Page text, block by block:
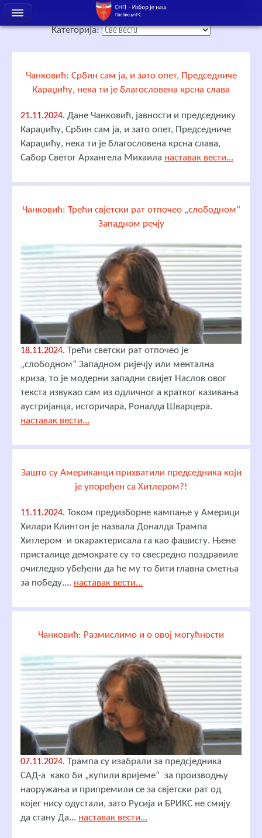
Категорија:
Чанковић: Србин сам ја, и зато опет, Председниче
Караџићу, нека ти је благословена крсна слава
21.11.2024. Дане Чанковић, јавности и председнику
Караџићу, Србин сам ја, и зато опет, Председниче
Караџићу, нека ти је благословена крсна слава,
Сабор Светог Архангела Михаила наставак вести...
Чанковић: Трећи свјетски рат отпочео „слободном“
Западном речју
18.11.2024. Трећи светски рат отпочео је
„слободном“ Западном ријечју или ментална
криза, то је модерни западни свијет Наслов овог
текста извукао сам из одличног а кратког казивања
аустријанца, историчара, Роналда Шварцера.
наставак вести...
Зашто су Американци прихватили председника који
је упоређен са Хитлером?!
11.11.2024. Током предизборне кампање у Америци
Хилари Клинтон је назвала Доналда Трампа
Хитлером и окарактерисала га као фашисту. Њене
присталице демократе су то свесредно поздравиле
очигледно убеђени да ће му то бити главна сметња
за победу.... наставак вести...
Чанковић: Размислимо и о овој могућности
07.11.2024. Трампа су изабрали за предсједника
САД-а како би „купили вријеме“ за производњу
наоружања и припремили се за свјетски рат од
којег нису одустали, зато Русија и БРИКС не смију
да стану Да... наставак вести...